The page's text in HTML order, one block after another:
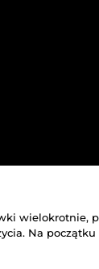
wielokrotnie,
Na